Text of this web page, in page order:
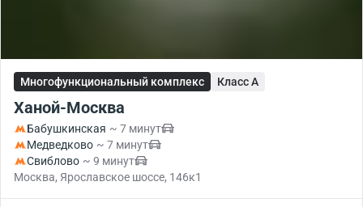
Многофункциональный комплекс Класс A
Ханой-Москва
Бабушкинская ~ 7 минут
Медведково ~ 7 минут
Свиблово ~ 9 минут
Москва, Ярославское шоссе, 146к1